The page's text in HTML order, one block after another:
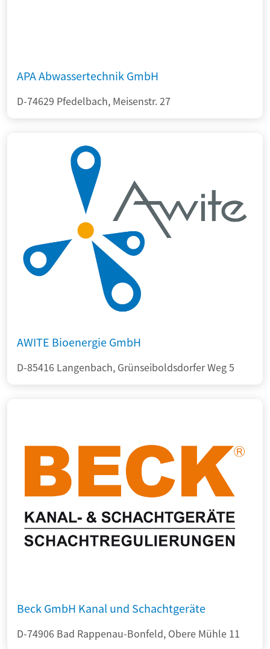
APA Abwassertechnik GmbH
D-74629 Pfedelbach, Meisenstr. 27
AWITE Bioenergie GmbH
D-85416 Langenbach, Grünseiboldsdorfer Weg 5
Beck GmbH Kanal und Schachtgeräte
D-74906 Bad Rappenau-Bonfeld, Obere Mühle 11